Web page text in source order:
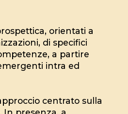
orientati a
di specifici
a partire
intra ed
centrato sulla